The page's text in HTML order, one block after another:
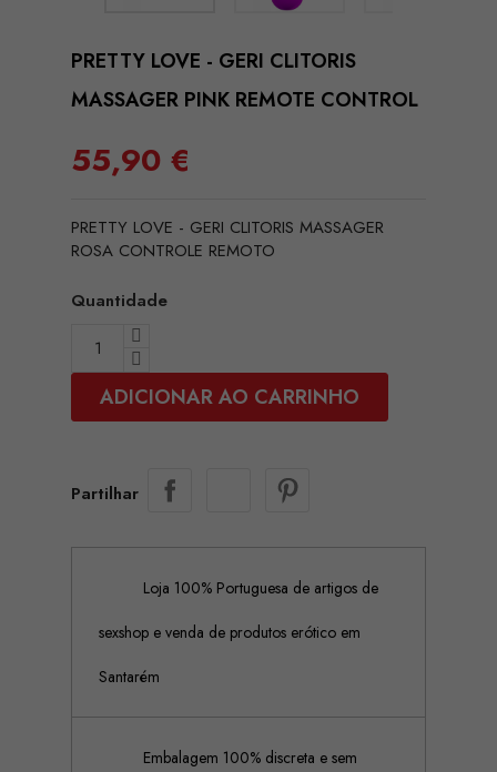
PRETTY LOVE - GERI CLITORIS
MASSAGER PINK REMOTE CONTROL
55,90 €
PRETTY LOVE - GERI CLITORIS MASSAGER
ROSA CONTROLE REMOTO
Quantidade
ADICIONAR AO CARRINHO
Partilhar
Loja 100% Portuguesa de artigos de
sexshop e venda de produtos erótico em
Santarém
Embalagem 100% discreta e sem